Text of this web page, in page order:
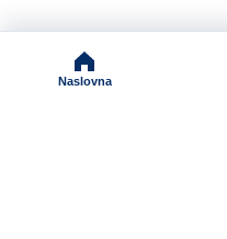
Naslovna